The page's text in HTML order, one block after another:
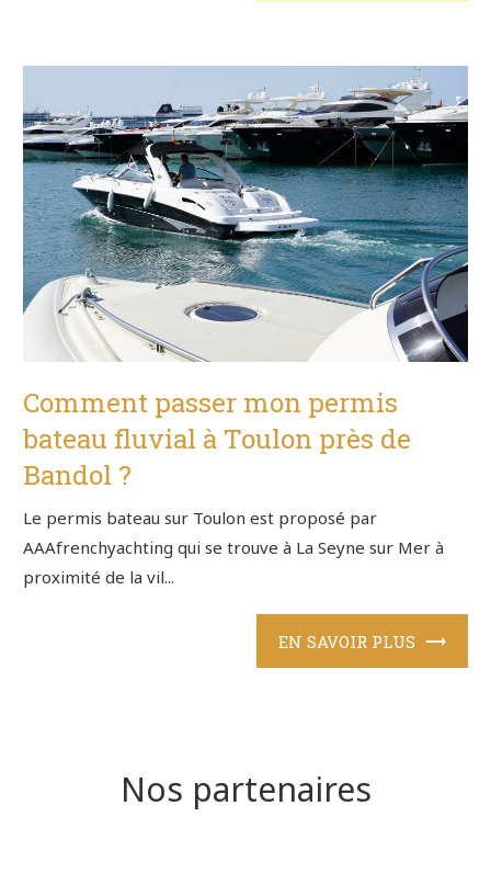
Comment passer mon permis
bateau fluvial à Toulon près de
Bandol ?
Le permis bateau sur Toulon est proposé par
AAAfrenchyachting qui se trouve à La Seyne sur Mer à
proximité de la vil...
EN SAVOIR PLUS
Nos partenaires